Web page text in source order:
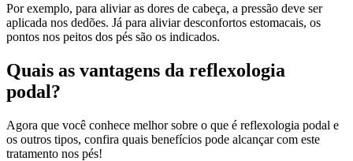
Por exemplo, para aliviar as dores de cabeça, a pressão deve ser
aplicada nos dedões. Já para aliviar desconfortos estomacais, os
pontos nos peitos dos pés são os indicados.
Quais as vantagens da reflexologia
podal?
Agora que você conhece melhor sobre o que é reflexologia podal e
os outros tipos, confira quais benefícios pode alcançar com este
tratamento nos pés!